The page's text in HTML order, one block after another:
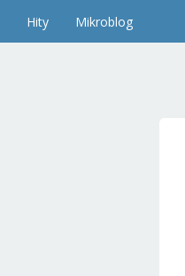
Hity Mikroblog